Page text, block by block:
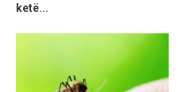
ketë...